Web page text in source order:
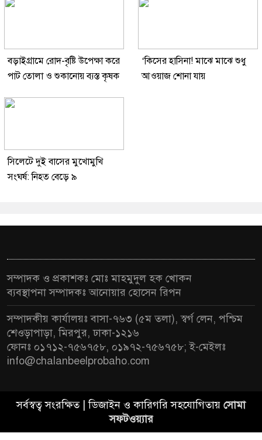
বড়াইগ্রামে রোদ-বৃষ্টি উপেক্ষা করে
পাট তোলা ও শুকানোয় ব্যস্ত কৃষক
‘কিসের হাসিনা! মাঝে মাঝে শুধু
আওয়াজ শোনা যায়
সিলেটে দুই বাসের মুখোমুখি
সংঘর্ষ: নিহত বেড়ে ৯
সম্পাদক ও প্রকাশকঃ মোঃ মাহমুদুল হক খোকন
ব্যবস্থাপনা সম্পাদকঃ আনোয়ার হোসেন রিপন
সম্পাদকীয় কার্যালয়ঃ বাসা-৭৬৩ (৫ম তলা), স্বর্গ লেন, পশ্চিম
শেওড়াপাড়া, মিরপুর, ঢাকা-১২১৬
ফোনঃ ০১৭১২-৭৫৬৭৫৮, ০১৯৭২-৭৫৬৭৫৮; ই-মেইলঃ
info@chalanbeelprobaho.com
সর্বস্বত্ব সংরক্ষিত | ডিজাইন ও কারিগরি সহযোগিতায় সোমা
সফটওয়্যার